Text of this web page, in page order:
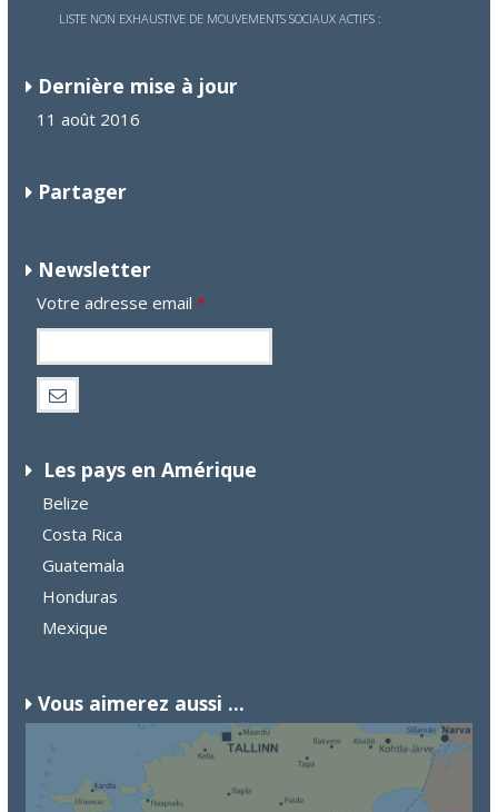
LISTE NON EXHAUSTIVE DE MOUVEMENTS SOCIAUX ACTIFS :
Dernière mise à jour
11 août 2016
Partager
Newsletter
Votre adresse email *
Les pays en Amérique
Belize
Costa Rica
Guatemala
Honduras
Mexique
Vous aimerez aussi ...